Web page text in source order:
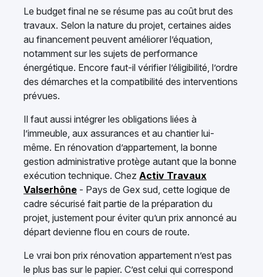
Le budget final ne se résume pas au coût brut des
travaux. Selon la nature du projet, certaines aides
au financement peuvent améliorer l’équation,
notamment sur les sujets de performance
énergétique. Encore faut-il vérifier l’éligibilité, l’ordre
des démarches et la compatibilité des interventions
prévues.
Il faut aussi intégrer les obligations liées à
l’immeuble, aux assurances et au chantier lui-
même. En rénovation d’appartement, la bonne
gestion administrative protège autant que la bonne
exécution technique. Chez Activ Travaux
Valserhône - Pays de Gex sud, cette logique de
cadre sécurisé fait partie de la préparation du
projet, justement pour éviter qu’un prix annoncé au
départ devienne flou en cours de route.
Le vrai bon prix rénovation appartement n’est pas
le plus bas sur le papier. C’est celui qui correspond